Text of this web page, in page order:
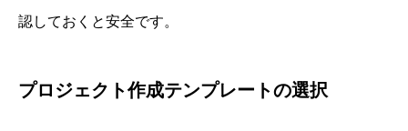
認しておくと安全です。
プロジェクト作成テンプレートの選択